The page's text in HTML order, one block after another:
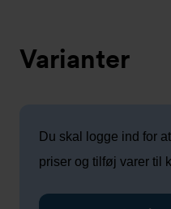
Varianter
Du skal logge ind for
priser og tilføj varer til